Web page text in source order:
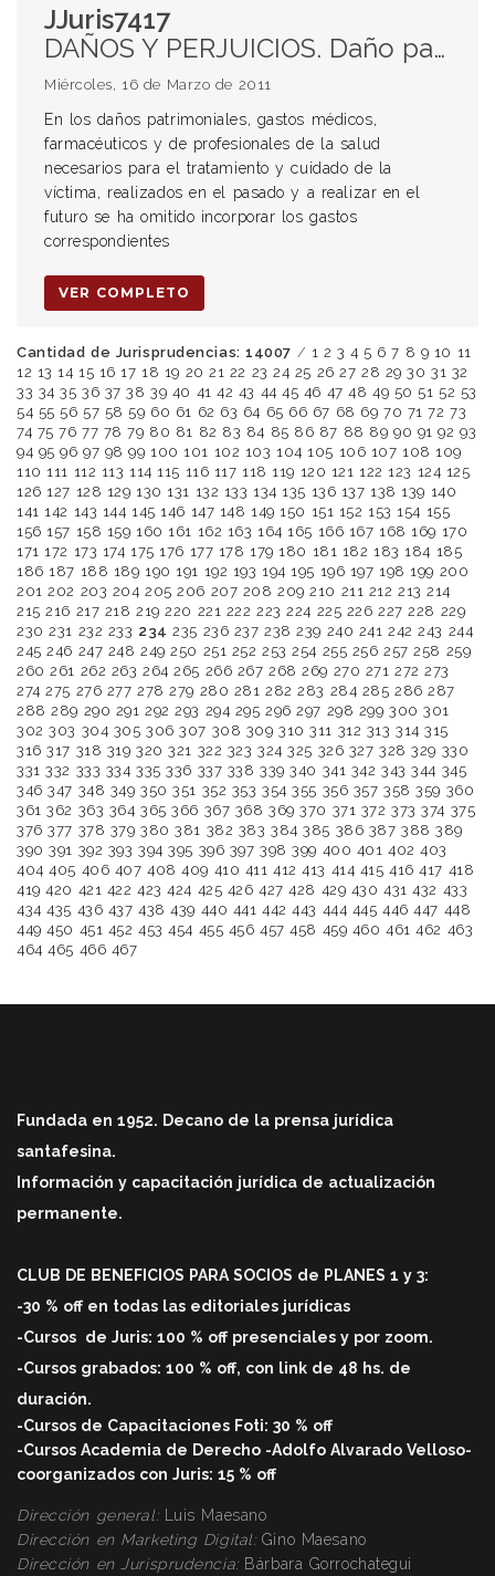
JJuris7417
DAÑOS Y PERJUICIOS. Daño patrimonial, gastos médicos, farmacéuticos y de profesionales de la salud. Cuidado de la víctima. Incorporación de gastos .correspondientes a 4 personas con formación como enfermera. Cálculo de los montos. Pautas. Indemnización de gastos a realizarse en el futuro. Cálculo. Pautas. Intereses.
Miércoles, 16 de Marzo de 2011
En los daños patrimoniales, gastos médicos,
farmacéuticos y de profesionales de la salud
necesarios para el tratamiento y cuidado de la
víctima, realizados en el pasado y a realizar en el
futuro se ha omitido incorporar los gastos
correspondientes
VER COMPLETO
Cantidad de Jurisprudencias: 14007 / 1 2 3 4 5 6 7 8 9 10 11
12 13 14 15 16 17 18 19 20 21 22 23 24 25 26 27 28 29 30 31 32
33 34 35 36 37 38 39 40 41 42 43 44 45 46 47 48 49 50 51 52 53
54 55 56 57 58 59 60 61 62 63 64 65 66 67 68 69 70 71 72 73
74 75 76 77 78 79 80 81 82 83 84 85 86 87 88 89 90 91 92 93
94 95 96 97 98 99 100 101 102 103 104 105 106 107 108 109
110 111 112 113 114 115 116 117 118 119 120 121 122 123 124 125
126 127 128 129 130 131 132 133 134 135 136 137 138 139 140
141 142 143 144 145 146 147 148 149 150 151 152 153 154 155
156 157 158 159 160 161 162 163 164 165 166 167 168 169 170
171 172 173 174 175 176 177 178 179 180 181 182 183 184 185
186 187 188 189 190 191 192 193 194 195 196 197 198 199 200
201 202 203 204 205 206 207 208 209 210 211 212 213 214
215 216 217 218 219 220 221 222 223 224 225 226 227 228 229
230 231 232 233 234 235 236 237 238 239 240 241 242 243 244
245 246 247 248 249 250 251 252 253 254 255 256 257 258 259
260 261 262 263 264 265 266 267 268 269 270 271 272 273
274 275 276 277 278 279 280 281 282 283 284 285 286 287
288 289 290 291 292 293 294 295 296 297 298 299 300 301
302 303 304 305 306 307 308 309 310 311 312 313 314 315
316 317 318 319 320 321 322 323 324 325 326 327 328 329 330
331 332 333 334 335 336 337 338 339 340 341 342 343 344 345
346 347 348 349 350 351 352 353 354 355 356 357 358 359 360
361 362 363 364 365 366 367 368 369 370 371 372 373 374 375
376 377 378 379 380 381 382 383 384 385 386 387 388 389
390 391 392 393 394 395 396 397 398 399 400 401 402 403
404 405 406 407 408 409 410 411 412 413 414 415 416 417 418
419 420 421 422 423 424 425 426 427 428 429 430 431 432 433
434 435 436 437 438 439 440 441 442 443 444 445 446 447 448
449 450 451 452 453 454 455 456 457 458 459 460 461 462 463
464 465 466 467
Fundada en 1952. Decano de la prensa jurídica
santafesina.
Información y capacitación jurídica de actualización
permanente.
CLUB DE BENEFICIOS PARA SOCIOS de PLANES 1 y 3:
-30 % off en todas las editoriales jurídicas
-Cursos de Juris: 100 % off presenciales y por zoom.
-Cursos grabados: 100 % off, con link de 48 hs. de
duración.
-Cursos de Capacitaciones Foti: 30 % off
-Cursos Academia de Derecho -Adolfo Alvarado Velloso-
coorganizados con Juris: 15 % off
Dirección general:Luis Maesano
Dirección en Marketing Digital:Gino Maesano
Dirección en Jurisprudencia:Bárbara Gorrochategui